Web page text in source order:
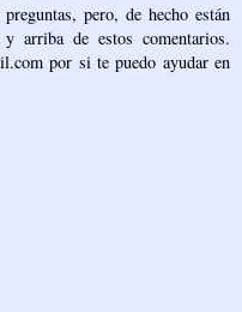
pero, de hecho están
de estos comentarios.
por si te puedo ayudar en